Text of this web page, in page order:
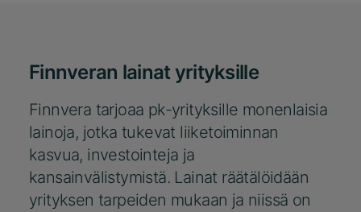
Finnveran lainat yrityksille
Finnvera tarjoaa pk-yrityksille monenlaisia
lainoja, jotka tukevat liiketoiminnan
kasvua, investointeja ja
kansainvälistymistä. Lainat räätälöidään
yrityksen tarpeiden mukaan ja niissä on